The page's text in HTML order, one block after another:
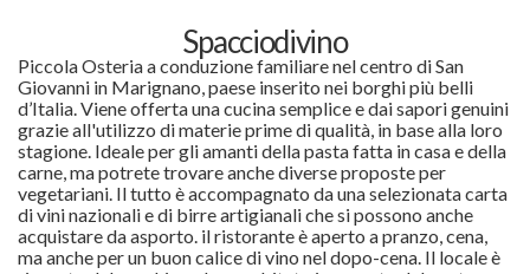
Spacciodivino
Piccola Osteria a conduzione familiare nel centro di San
Giovanni in Marignano, paese inserito nei borghi più belli
d’Italia. Viene offerta una cucina semplice e dai sapori genuini
grazie all'utilizzo di materie prime di qualità, in base alla loro
stagione. Ideale per gli amanti della pasta fatta in casa e della
carne, ma potrete trovare anche diverse proposte per
vegetariani. Il tutto è accompagnato da una selezionata carta
di vini nazionali e di birre artigianali che si possono anche
acquistare da asporto. il ristorante è aperto a pranzo, cena,
ma anche per un buon calice di vino nel dopo-cena. Il locale è